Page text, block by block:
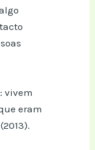
vivem
eram